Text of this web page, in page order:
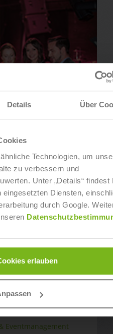
Details Über
Technologien, um
zu verbessern und
Unter „Details“ findest
eingesetzten Diensten,
durch Google.
erlauben
(IHK)
Eventmanagement